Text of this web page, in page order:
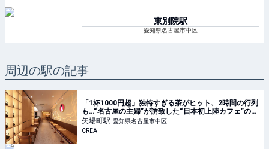
東別院駅
愛知県名古屋市中区
周辺の駅の記事
「1杯1000円超」独特すぎる茶がヒット、2時間の行列
も…“名古屋の主婦”が誘致した“日本初上陸カフェ”の正
体
矢場町駅 愛知県名古屋市中区
CREA